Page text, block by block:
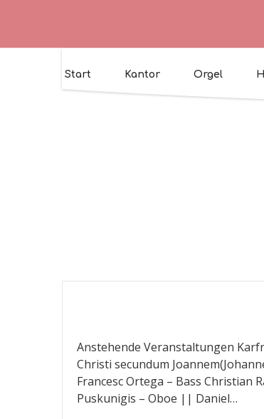
Start Kantor Orgel
Anstehende Veranstaltungen
Christi secundum
Francesc Ortega – Bass
Puskunigis – Oboe || Daniel…